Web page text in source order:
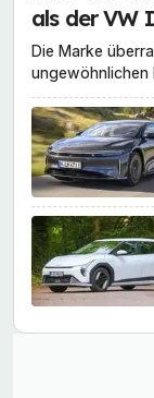
als der VW
Die Marke
ungewöhnlichen